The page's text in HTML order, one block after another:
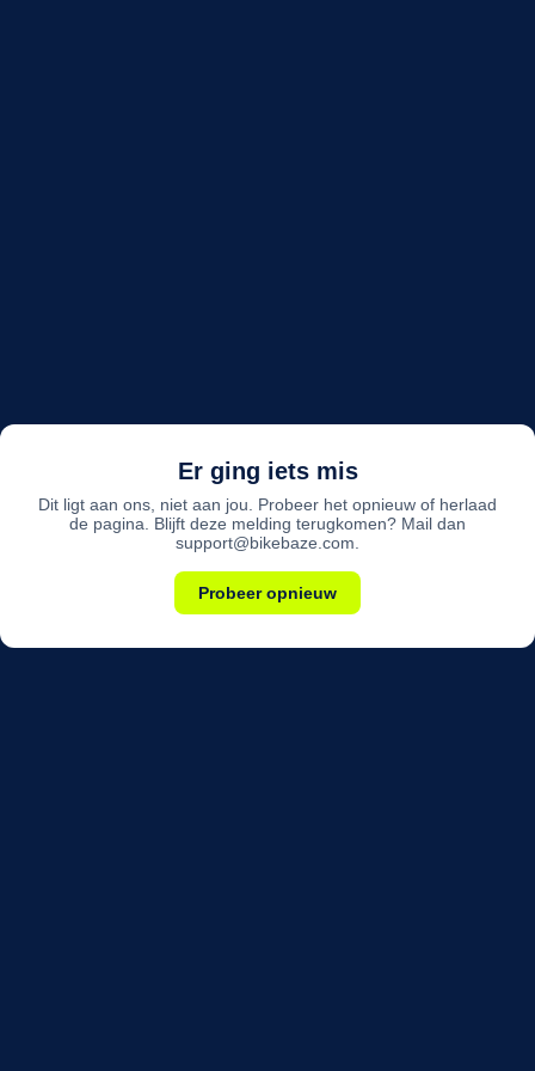
Er ging iets mis
Dit ligt aan ons, niet aan jou. Probeer het opnieuw of herlaad
de pagina. Blijft deze melding terugkomen? Mail dan
support@bikebaze.com.
Probeer opnieuw